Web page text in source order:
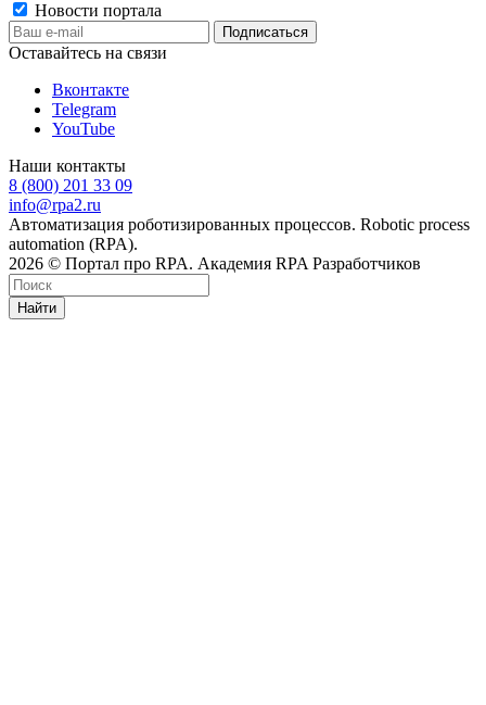
Новости портала
Оставайтесь на связи
Вконтакте
Telegram
YouTube
Наши контакты
8 (800) 201 33 09
info@rpa2.ru
Автоматизация роботизированных процессов. Robotic process
automation (RPA).
2026 © Портал про RPA. Академия RPA Разработчиков
Найти